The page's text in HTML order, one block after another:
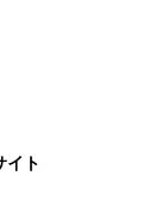
イト